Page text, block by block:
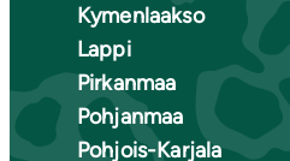
Kymenlaakso
Lappi
Pirkanmaa
Pohjanmaa
Pohjois-Karjala